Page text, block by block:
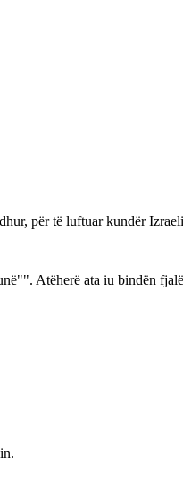
për të luftuar kundër
Atëherë ata iu bindën